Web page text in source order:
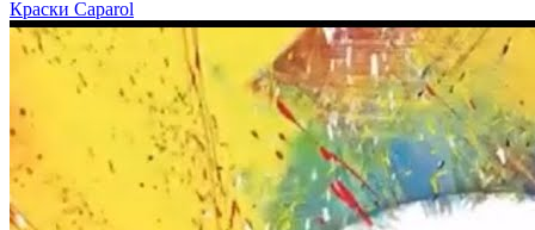
Краски Caparol